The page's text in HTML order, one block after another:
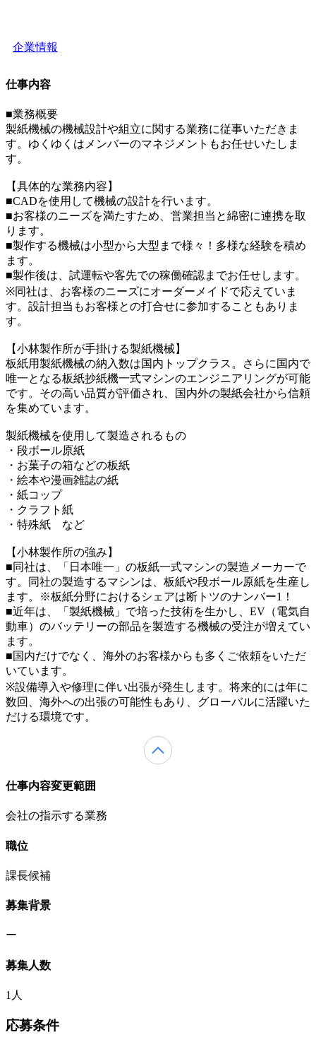
企業情報
仕事内容
■業務概要
製紙機械の機械設計や組立に関する業務に従事いただきま
す。ゆくゆくはメンバーのマネジメントもお任せいたしま
す。
【具体的な業務内容】
■CADを使用して機械の設計を行います。
■お客様のニーズを満たすため、営業担当と綿密に連携を取
ります。
■製作する機械は小型から大型まで様々！多様な経験を積め
ます。
■製作後は、試運転や客先での稼働確認までお任せします。
※同社は、お客様のニーズにオーダーメイドで応えていま
す。設計担当もお客様との打合せに参加することもありま
す。
【小林製作所が手掛ける製紙機械】
板紙用製紙機械の納入数は国内トップクラス。さらに国内で
唯一となる板紙抄紙機一式マシンのエンジニアリングが可能
です。その高い品質が評価され、国内外の製紙会社から信頼
を集めています。
製紙機械を使用して製造されるもの
・段ボール原紙
・お菓子の箱などの板紙
・絵本や漫画雑誌の紙
・紙コップ
・クラフト紙
・特殊紙 など
【小林製作所の強み】
■同社は、「日本唯一」の板紙一式マシンの製造メーカーで
す。同社の製造するマシンは、板紙や段ボール原紙を生産し
ます。※板紙分野におけるシェアは断トツのナンバー1！
■近年は、「製紙機械」で培った技術を生かし、EV（電気自
動車）のバッテリーの部品を製造する機械の受注が増えてい
ます。
■国内だけでなく、海外のお客様からも多くご依頼をいただ
いています。
※設備導入や修理に伴い出張が発生します。将来的には年に
数回、海外への出張の可能性もあり、グローバルに活躍いた
だける環境です。
仕事内容変更範囲
会社の指示する業務
職位
課長候補
募集背景
ー
募集人数
1人
応募条件